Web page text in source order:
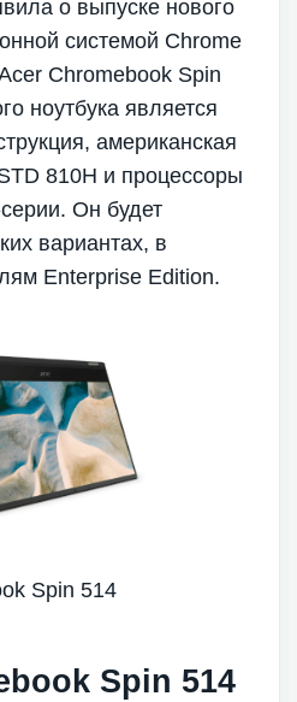
о выпуске нового
системой Chrome
Chromebook Spin
ноутбука является
американская
810H и процессоры
Он будет
вариантах, в
Enterprise Edition.
Spin 514
Spin 514